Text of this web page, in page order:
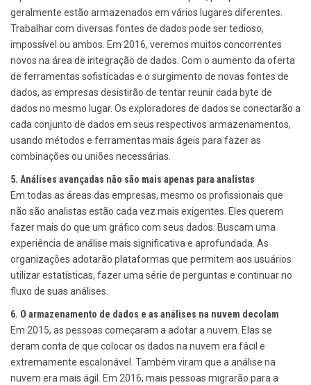
geralmente estão armazenados em vários lugares diferentes.
Trabalhar com diversas fontes de dados pode ser tedioso,
impossível ou ambos. Em 2016, veremos muitos concorrentes
novos na área de integração de dados. Com o aumento da oferta
de ferramentas sofisticadas e o surgimento de novas fontes de
dados, as empresas desistirão de tentar reunir cada byte de
dados no mesmo lugar. Os exploradores de dados se conectarão a
cada conjunto de dados em seus respectivos armazenamentos,
usando métodos e ferramentas mais ágeis para fazer as
combinações ou uniões necessárias.
5. Análises avançadas não são mais apenas para analistas
Em todas as áreas das empresas, mesmo os profissionais que
não são analistas estão cada vez mais exigentes. Eles querem
fazer mais do que um gráfico com seus dados. Buscam uma
experiência de análise mais significativa e aprofundada. As
organizações adotarão plataformas que permitem aos usuários
utilizar estatísticas, fazer uma série de perguntas e continuar no
fluxo de suas análises.
6. O armazenamento de dados e as análises na nuvem decolam
Em 2015, as pessoas começaram a adotar a nuvem. Elas se
deram conta de que colocar os dados na nuvem era fácil e
extremamente escalonável. Também viram que a análise na
nuvem era mais ágil. Em 2016, mais pessoas migrarão para a